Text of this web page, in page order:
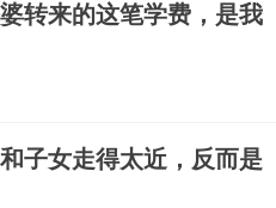
转来的这笔学费，是我
子女走得太近，反而是